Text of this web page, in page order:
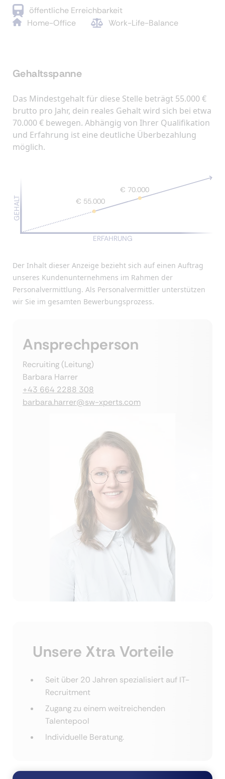
öffentliche Erreichbarkeit
Home-Office
Work-Life-Balance
Gehaltsspanne
Das Mindestgehalt für diese Stelle beträgt 55.000 €
brutto pro Jahr, dein reales Gehalt wird sich bei etwa
70.000 € bewegen. Abhängig von Ihrer Qualifikation
und Erfahrung ist eine deutliche Überbezahlung
möglich.
€ 70.000
GEHALT
ERFAHRUNG
€ 55.000
Der Inhalt dieser Anzeige bezieht sich auf einen Auftrag
unseres Kundenunternehmens im Rahmen der
Personalvermittlung. Als Personalvermittler unterstützen
wir Sie im gesamten Bewerbungsprozess.
Ansprechperson
Recruiting (Leitung)
Barbara Harrer
+43 664 2288 308
barbara.harrer@sw-xperts.com
Unsere Xtra Vorteile
Seit über 20 Jahren spezialisiert auf IT-
Recruitment
Zugang zu einem weitreichenden
Talentepool
Individuelle Beratung.